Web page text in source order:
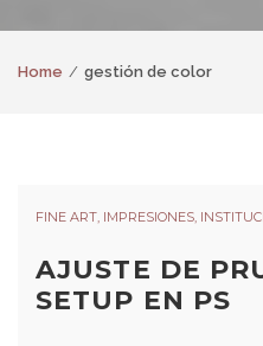
Home gestión de color
FINE ART, IMPRESIONES,
AJUSTE DE
SETUP EN PS